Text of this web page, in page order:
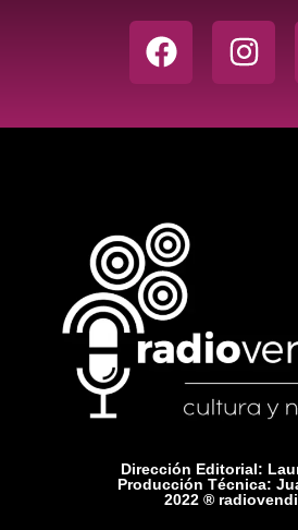
Dirección Editorial:
Producción Técnica:
2022 ®